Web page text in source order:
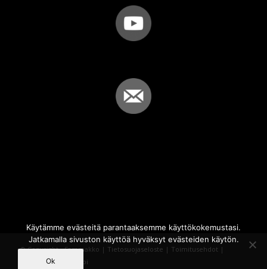
© Copyright - Sammakko | Tietosuojaseloste | Toimitusehdot |
Powered by
iQWebbi
Käytämme evästeitä parantaaksemme käyttökokemustasi.
Jatkamalla sivuston käyttöä hyväksyt evästeiden käytön.
Ok